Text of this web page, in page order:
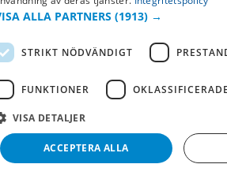
ALLA PARTNERS (1913) →
STRIKT NÖDVÄNDIGT
FUNKTIONER OKLASSIFICERADE
VISA DETALJER
ACCEPTERA ALLA